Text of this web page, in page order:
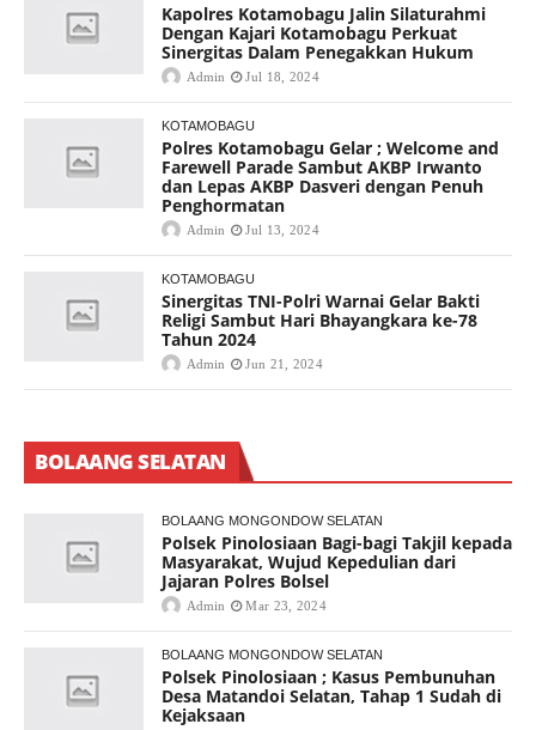
Kapolres Kotamobagu Jalin Silaturahmi
Dengan Kajari Kotamobagu Perkuat
Sinergitas Dalam Penegakkan Hukum
Admin Jul 18, 2024
KOTAMOBAGU
Polres Kotamobagu Gelar ; Welcome and
Farewell Parade Sambut AKBP Irwanto
dan Lepas AKBP Dasveri dengan Penuh
Penghormatan
Admin Jul 13, 2024
KOTAMOBAGU
Sinergitas TNI-Polri Warnai Gelar Bakti
Religi Sambut Hari Bhayangkara ke-78
Tahun 2024
Admin Jun 21, 2024
BOLAANG SELATAN
BOLAANG MONGONDOW SELATAN
Polsek Pinolosiaan Bagi-bagi Takjil kepada
Masyarakat, Wujud Kepedulian dari
Jajaran Polres Bolsel
Admin Mar 23, 2024
BOLAANG MONGONDOW SELATAN
Polsek Pinolosiaan ; Kasus Pembunuhan
Desa Matandoi Selatan, Tahap 1 Sudah di
Kejaksaan